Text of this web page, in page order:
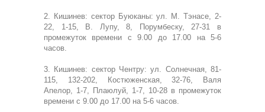
2. Кишинев: сектор Буюканы: ул. М. Тэнасе, 2-
22, 1-15, В. Лупу, 8, Порумбеску, 27-31 в
промежуток времени с 9.00 до 17.00 на 5-6
часов.
3. Кишинев: сектор Чентру: ул. Солнечная, 81-
115, 132-202, Костюженская, 32-76, Валя
Апелор, 1-7, Плаюлуй, 1-7, 10-28 в промежуток
времени с 9.00 до 17.00 на 5-6 часов.